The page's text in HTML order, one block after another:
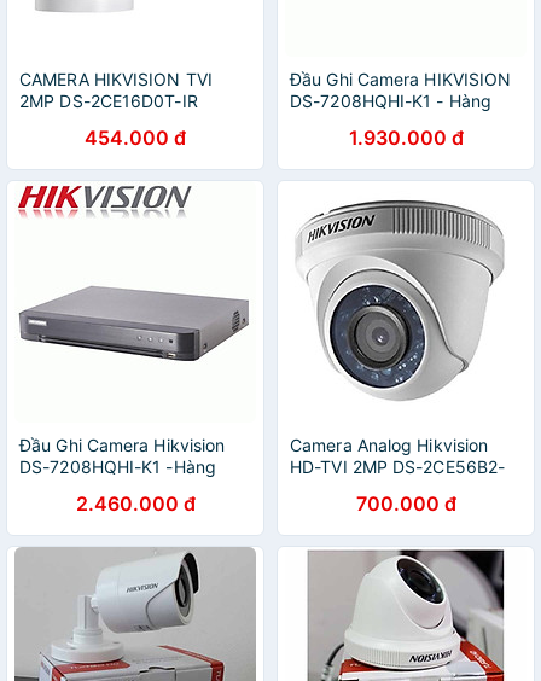
CAMERA HIKVISION TVI
2MP DS-2CE16D0T-IR
454.000 đ
Đầu Ghi Camera HIKVISION
DS-7208HQHI-K1 - Hàng
1.930.000 đ
Đầu Ghi Camera Hikvision
DS-7208HQHI-K1 -Hàng
2.460.000 đ
Camera Analog Hikvision
HD-TVI 2MP DS-2CE56B2-
700.000 đ